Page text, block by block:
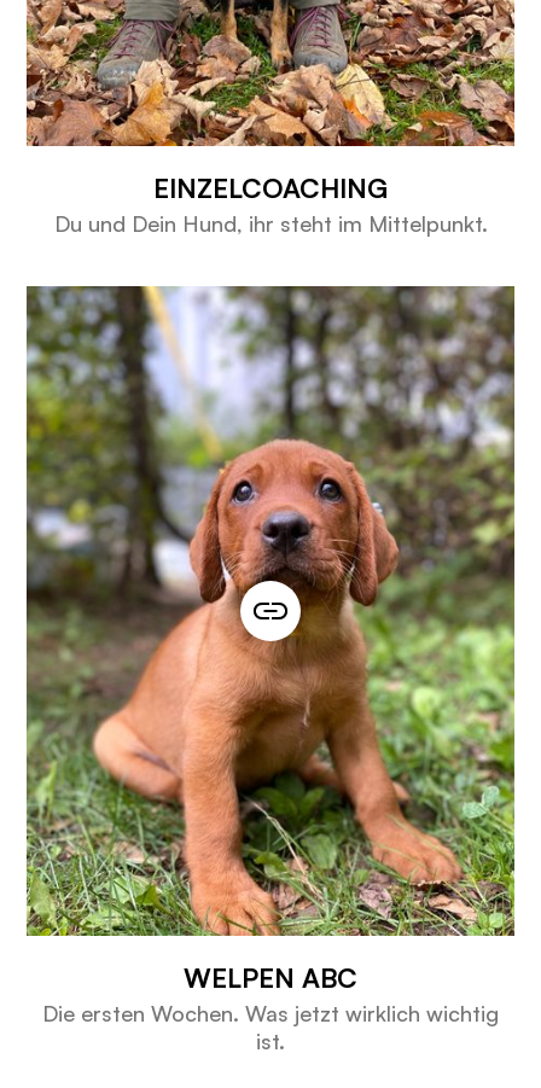
EINZELCOACHING
Du und Dein Hund, ihr steht im Mittelpunkt.
WELPEN ABC
Die ersten Wochen. Was jetzt wirklich wichtig
ist.